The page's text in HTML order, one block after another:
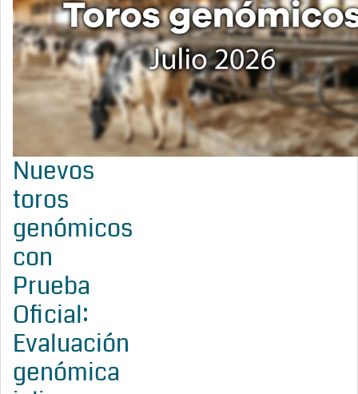
Nuevos
toros
genómicos
con
Prueba
Oficial:
Evaluación
genómica